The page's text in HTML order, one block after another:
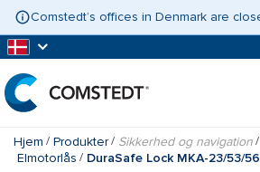
Hjem Produkter Sikkerhed og navigation
Elmotorlås
DuraSafe Lock MKA-23/53/56